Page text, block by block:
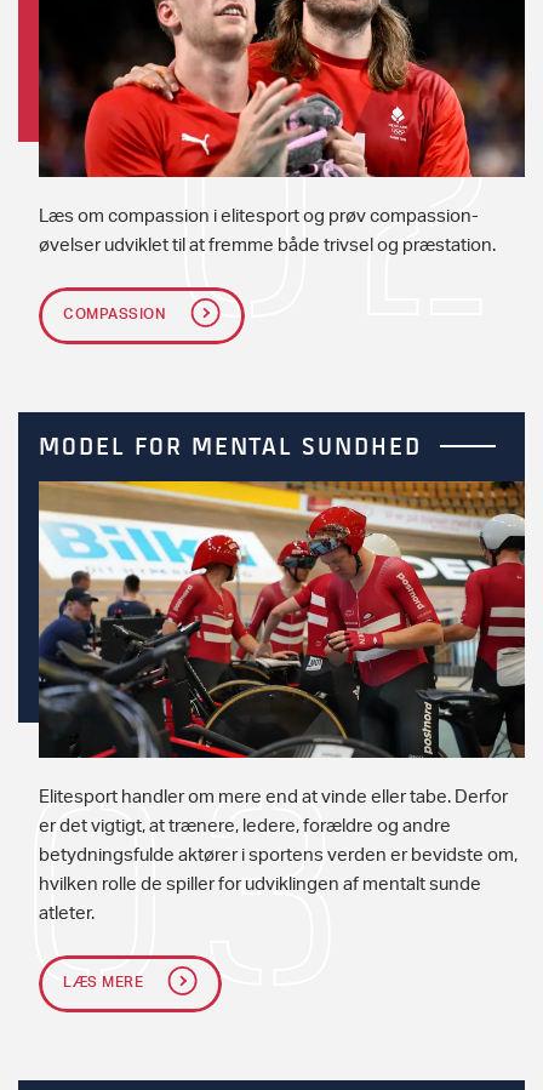
Læs om compassion i elitesport og prøv compassion-
øvelser udviklet til at fremme både trivsel og præstation.
COMPASSION
MODEL FOR MENTAL SUNDHED
Elitesport handler om mere end at vinde eller tabe. Derfor
er det vigtigt, at trænere, ledere, forældre og andre
betydningsfulde aktører i sportens verden er bevidste om,
hvilken rolle de spiller for udviklingen af mentalt sunde
atleter.
LÆS MERE